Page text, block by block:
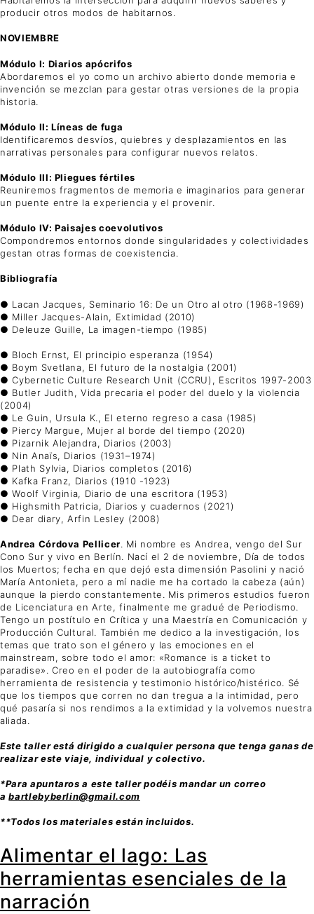
producir otros modos de habitarnos.
NOVIEMBRE
Módulo I: Diarios apócrifos
Abordaremos el yo como un archivo abierto donde memoria e
invención se mezclan para gestar otras versiones de la propia
historia.
Módulo II: Líneas de fuga
Identificaremos desvíos, quiebres y desplazamientos en las
narrativas personales para configurar nuevos relatos.
Módulo III: Pliegues fértiles
Reuniremos fragmentos de memoria e imaginarios para generar
un puente entre la experiencia y el provenir.
Módulo IV: Paisajes coevolutivos
Compondremos entornos donde singularidades y colectividades
gestan otras formas de coexistencia.
Bibliografía
● Lacan Jacques, Seminario 16: De un Otro al otro (1968-1969)
● Miller Jacques-Alain, Extimidad (2010)
● Deleuze Guille, La imagen-tiempo (1985)
● Bloch Ernst, El principio esperanza (1954)
● Boym Svetlana, El futuro de la nostalgia (2001)
● Cybernetic Culture Research Unit (CCRU), Escritos 1997-2003
● Butler Judith, Vida precaria el poder del duelo y la violencia
(2004)
● Le Guin, Ursula K., El eterno regreso a casa (1985)
● Piercy Margue, Mujer al borde del tiempo (2020)
● Pizarnik Alejandra, Diarios (2003)
● Nin Anaïs, Diarios (1931–1974)
● Plath Sylvia, Diarios completos (2016)
● Kafka Franz, Diarios (1910 -1923)
● Woolf Virginia, Diario de una escritora (1953)
● Highsmith Patricia, Diarios y cuadernos (2021)
● Dear diary, Arfin Lesley (2008)
Andrea Córdova Pellicer. Mi nombre es Andrea, vengo del Sur
Cono Sur y vivo en Berlín. Nací el 2 de noviembre, Día de todos
los Muertos; fecha en que dejó esta dimensión Pasolini y nació
María Antonieta, pero a mí nadie me ha cortado la cabeza (aún)
aunque la pierdo constantemente. Mis primeros estudios fueron
de Licenciatura en Arte, finalmente me gradué de Periodismo.
Tengo un postítulo en Crítica y una Maestría en Comunicación y
Producción Cultural. También me dedico a la investigación, los
temas que trato son el género y las emociones en el
mainstream, sobre todo el amor: «Romance is a ticket to
paradise». Creo en el poder de la autobiografía como
herramienta de resistencia y testimonio histórico/histérico. Sé
que los tiempos que corren no dan tregua a la intimidad, pero
qué pasaría si nos rendimos a la extimidad y la volvemos nuestra
aliada.
Este taller está dirigido a cualquier persona que tenga ganas de
realizar este viaje, individual y colectivo.
*Para apuntaros a este taller podéis mandar un correo
abartlebyberlin@gmail.com
**Todos los materiales están incluidos.
Alimentar el lago: Las
herramientas esenciales de la
narración